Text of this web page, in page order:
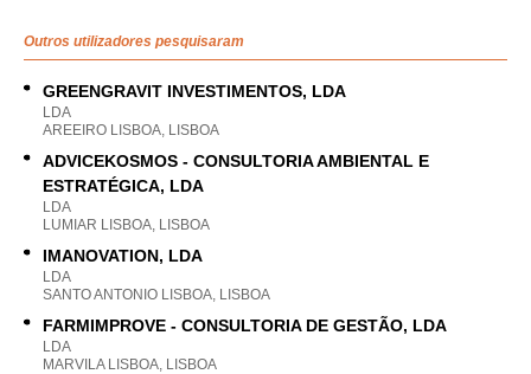
Outros utilizadores pesquisaram
GREENGRAVIT INVESTIMENTOS, LDA
LDA
AREEIRO LISBOA, LISBOA
ADVICEKOSMOS - CONSULTORIA AMBIENTAL E
ESTRATÉGICA, LDA
LDA
LUMIAR LISBOA, LISBOA
IMANOVATION, LDA
LDA
SANTO ANTONIO LISBOA, LISBOA
FARMIMPROVE - CONSULTORIA DE GESTÃO, LDA
LDA
MARVILA LISBOA, LISBOA